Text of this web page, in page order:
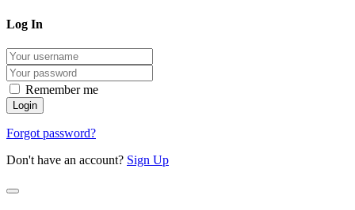
Log In
Remember me
Forgot password?
Don't have an account? Sign Up